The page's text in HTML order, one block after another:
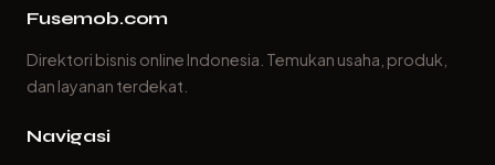
Fusemob.com
Direktori bisnis online Indonesia. Temukan usaha, produk,
dan layanan terdekat.
Navigasi